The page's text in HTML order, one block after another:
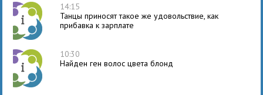
14:15
Танцы приносят такое же удовольствие, как
прибавка к зарплате
10:30
Найден ген волос цвета блонд